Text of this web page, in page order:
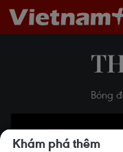
Bóng
Khám phá thêm